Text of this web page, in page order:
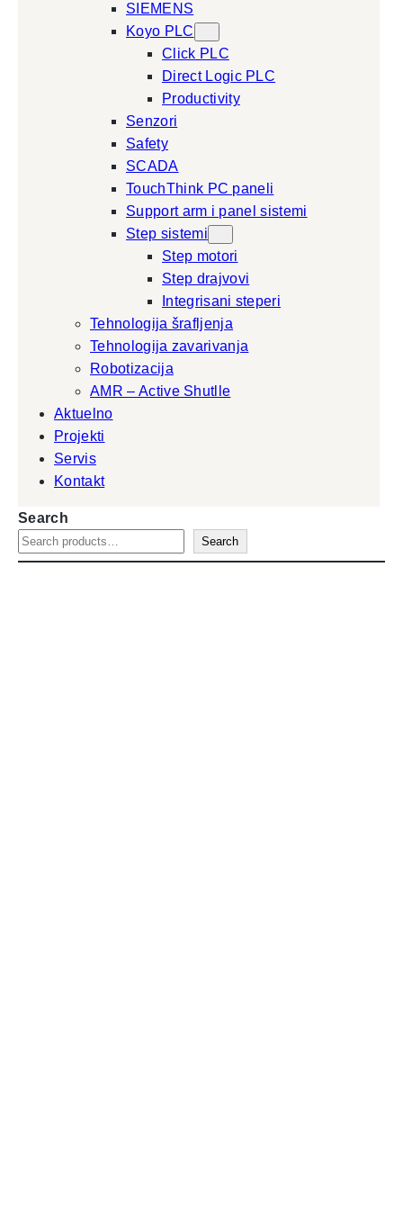
SIEMENS
Koyo PLC
Click PLC
Direct Logic PLC
Productivity
Senzori
Safety
SCADA
TouchThink PC paneli
Support arm i panel sistemi
Step sistemi
Step motori
Step drajvovi
Integrisani steperi
Tehnologija šrafljenja
Tehnologija zavarivanja
Robotizacija
AMR – Active Shutlle
Aktuelno
Projekti
Servis
Kontakt
Search
Search